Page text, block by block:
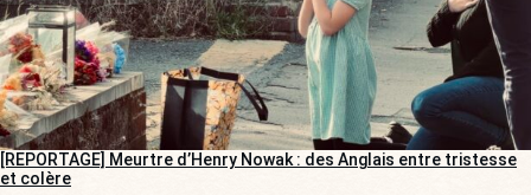
[REPORTAGE] Meurtre d’Henry Nowak : des Anglais entre tristesse
et colère